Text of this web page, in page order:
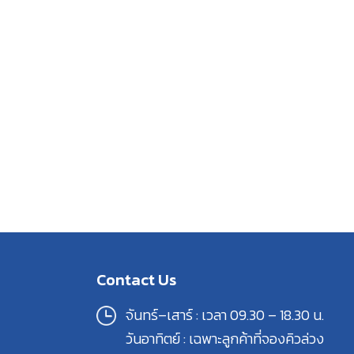
Contact Us
จันทร์–เสาร์ : เวลา 09.30 – 18.30 น.
วันอาทิตย์ : เฉพาะลูกค้าที่จองคิวล่วง